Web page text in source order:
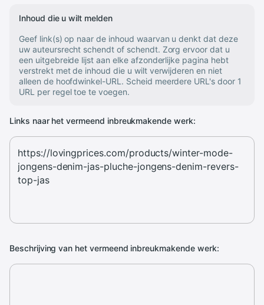
Inhoud die u wilt melden
Geef link(s) op naar de inhoud waarvan u denkt dat deze
uw auteursrecht schendt of schendt. Zorg ervoor dat u
een uitgebreide lijst aan elke afzonderlijke pagina hebt
verstrekt met de inhoud die u wilt verwijderen en niet
alleen de hoofdwinkel-URL. Scheid meerdere URL's door 1
URL per regel toe te voegen.
Links naar het vermeend inbreukmakende werk:
Beschrijving van het vermeend inbreukmakende werk: